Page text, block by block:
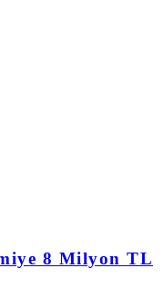
8 Milyon TL